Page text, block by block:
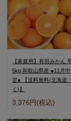
【家庭用】有田みかん
5kg 和歌山県産 ●11月
定● 【送料無料(北海道
く)】
3,376円(税込)